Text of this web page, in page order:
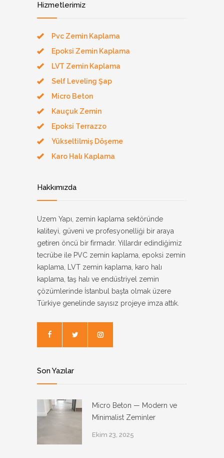
Hizmetlerimiz
Pvc Zemin Kaplama
Epoksi Zemin Kaplama
LVT Zemin Kaplama
Self Leveling Şap
Micro Beton
Kauçuk Zemin
Epoksi Terrazzo
Yükseltilmiş Döşeme
Karo Halı Kaplama
Hakkımızda
Uzem Yapı, zemin kaplama sektöründe
kaliteyi, güveni ve profesyonelliği bir araya
getiren öncü bir firmadır. Yıllardır edindiğimiz
tecrübe ile PVC zemin kaplama, epoksi zemin
kaplama, LVT zemin kaplama, karo halı
kaplama, taş halı ve endüstriyel zemin
çözümlerinde İstanbul başta olmak üzere
Türkiye genelinde sayısız projeye imza attık.
Son Yazılar
Micro Beton — Modern ve
Minimalist Zeminler
Ekim 23, 2025